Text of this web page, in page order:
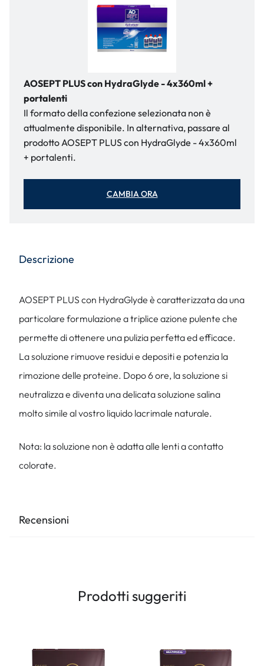
AOSEPT PLUS con HydraGlyde - 4x360ml +
portalenti
Il formato della confezione selezionata non è
attualmente disponibile. In alternativa, passare al
prodotto AOSEPT PLUS con HydraGlyde - 4x360ml
+ portalenti.
CAMBIA ORA
Descrizione
AOSEPT PLUS con HydraGlyde è caratterizzata da una
particolare formulazione a triplice azione pulente che
permette di ottenere una pulizia perfetta ed efficace.
La soluzione rimuove residui e depositi e potenzia la
rimozione delle proteine. Dopo 6 ore, la soluzione si
neutralizza e diventa una delicata soluzione salina
molto simile al vostro liquido lacrimale naturale.
Nota: la soluzione non è adatta alle lenti a contatto
colorate.
Recensioni
Prodotti suggeriti